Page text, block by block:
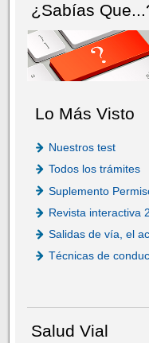
¿Sabías
Lo Más Visto
Nuestros test
Todos los trámites
Suplemento
Revista interactiva
Salidas de vía, el
Técnicas de
Salud Vial